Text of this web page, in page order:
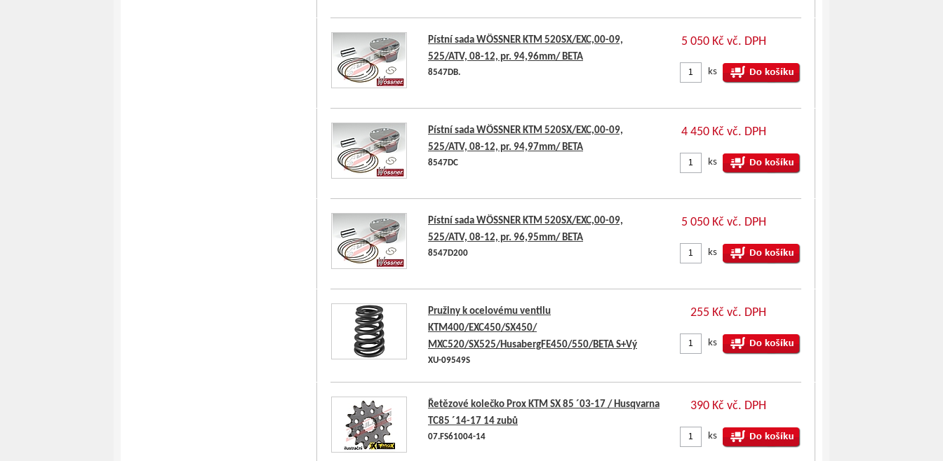
Pístní sada WÖSSNER KTM 520SX/EXC,00-09,
525/ATV, 08-12, pr. 94,96mm/ BETA
8547DB.
5 050 Kč vč. DPH
ks
Pístní sada WÖSSNER KTM 520SX/EXC,00-09,
525/ATV, 08-12, pr. 94,97mm/ BETA
8547DC
4 450 Kč vč. DPH
ks
Pístní sada WÖSSNER KTM 520SX/EXC,00-09,
525/ATV, 08-12, pr. 96,95mm/ BETA
8547D200
5 050 Kč vč. DPH
ks
Pružiny k ocelovému ventilu
KTM400/EXC450/SX450/
MXC520/SX525/HusabergFE450/550/BETA S+Vý
XU-09549S
255 Kč vč. DPH
ks
Řetězové kolečko Prox KTM SX 85 ´03-17 / Husqvarna
TC85 ´14-17 14 zubů
07.FS61004-14
390 Kč vč. DPH
ks